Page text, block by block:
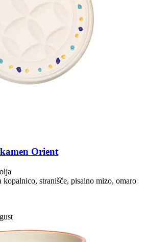
Orient
kopalnico, stranišče, pisalno mizo, omaro